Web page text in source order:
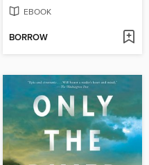
EBOOK
BORROW